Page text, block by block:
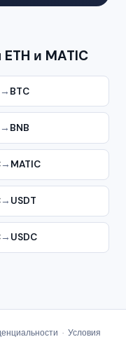
и MATIC
→ BTC
→ BNB
→ MATIC
→ USDT
→ USDC
· Условия